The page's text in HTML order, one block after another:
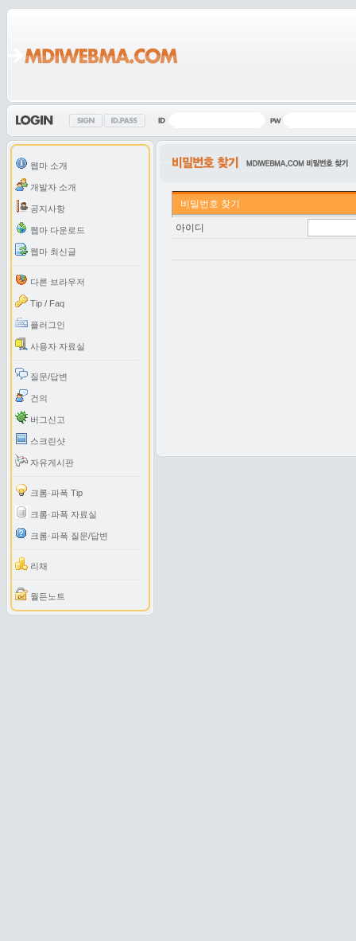
웹마 소개
개발자 소개
공지사항
웹마 다운로드
웹마 최신글
다른 브라우저
Tip / Faq
플러그인
사용자 자료실
질문/답변
건의
버그신고
스크린샷
자유게시판
크롬·파폭 Tip
크롬·파폭 자료실
크롬·파폭 질문/답변
리채
월든노트
비밀번호 찾기
아이디